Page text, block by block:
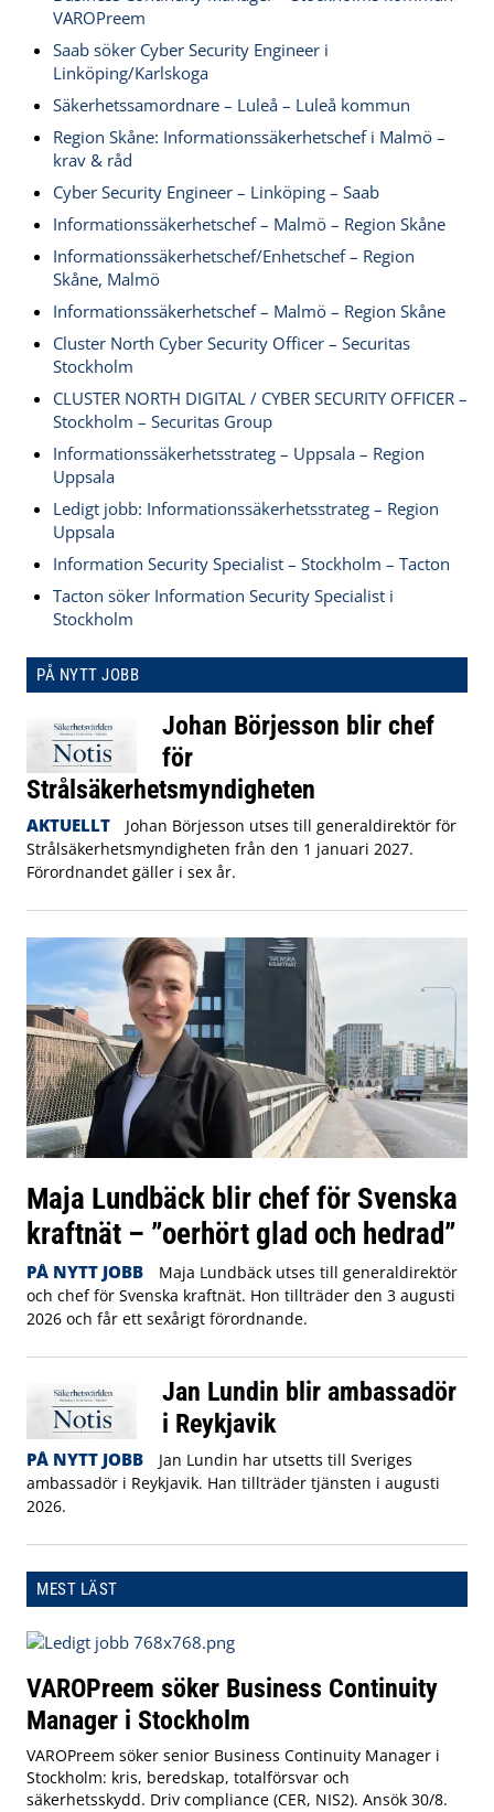
VAROPreem
Saab söker Cyber Security Engineer i
Linköping/Karlskoga
Säkerhetssamordnare – Luleå – Luleå kommun
Region Skåne: Informationssäkerhetschef i Malmö –
krav & råd
Cyber Security Engineer – Linköping – Saab
Informationssäkerhetschef – Malmö – Region Skåne
Informationssäkerhetschef/Enhetschef – Region
Skåne, Malmö
Informationssäkerhetschef – Malmö – Region Skåne
Cluster North Cyber Security Officer – Securitas
Stockholm
CLUSTER NORTH DIGITAL / CYBER SECURITY OFFICER –
Stockholm – Securitas Group
Informationssäkerhetsstrateg – Uppsala – Region
Uppsala
Ledigt jobb: Informationssäkerhetsstrateg – Region
Uppsala
Information Security Specialist – Stockholm – Tacton
Tacton söker Information Security Specialist i
Stockholm
PÅ NYTT JOBB
Johan Börjesson blir chef
för
Strålsäkerhetsmyndigheten
AKTUELLT
Johan Börjesson utses till generaldirektör för
Strålsäkerhetsmyndigheten från den 1 januari 2027.
Förordnandet gäller i sex år.
Maja Lundbäck blir chef för Svenska
kraftnät – ”oerhört glad och hedrad”
PÅ NYTT JOBB
Maja Lundbäck utses till generaldirektör
och chef för Svenska kraftnät. Hon tillträder den 3 augusti
2026 och får ett sexårigt förordnande.
Jan Lundin blir ambassadör
i Reykjavik
PÅ NYTT JOBB
Jan Lundin har utsetts till Sveriges
ambassadör i Reykjavik. Han tillträder tjänsten i augusti
2026.
MEST LÄST
VAROPreem söker Business Continuity
Manager i Stockholm
VAROPreem söker senior Business Continuity Manager i
Stockholm: kris, beredskap, totalförsvar och
säkerhetsskydd. Driv compliance (CER, NIS2). Ansök 30/8.